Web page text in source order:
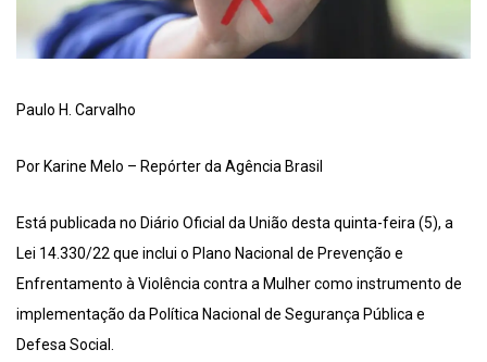
Paulo H. Carvalho
Por Karine Melo – Repórter da Agência Brasil
Está publicada no Diário Oficial da União desta quinta-feira (5), a
Lei 14.330/22 que inclui o Plano Nacional de Prevenção e
Enfrentamento à Violência contra a Mulher como instrumento de
implementação da Política Nacional de Segurança Pública e
Defesa Social.